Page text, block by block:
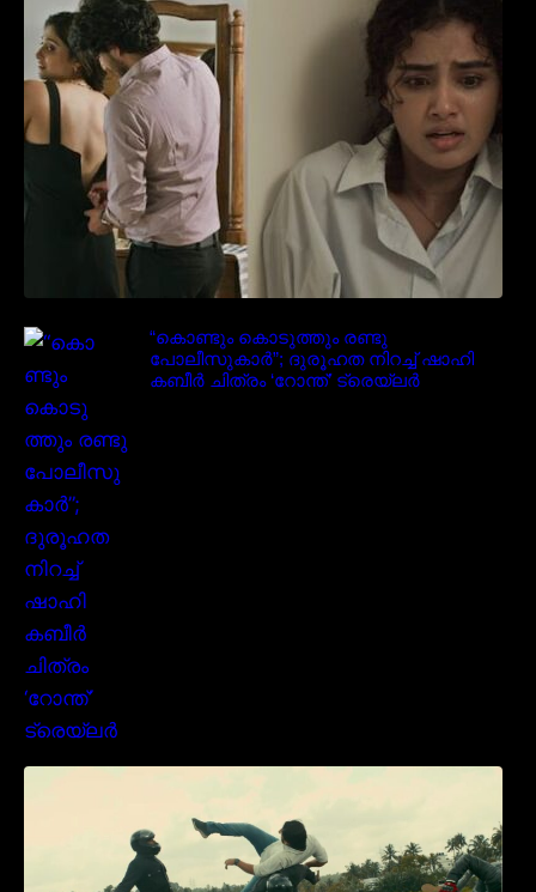
മിസ്റ്ററി ത്രില്ലർ ട്രെയിലർ
വൈറലാകുന്നു..
“കൊണ്ടും കൊടുത്തും രണ്ടു
പോലീസുകാർ”; ദുരൂഹത നിറച്ച് ഷാഹി
കബീർ ചിത്രം ‘റോന്ത്’ ട്രെയ്‌ലർ